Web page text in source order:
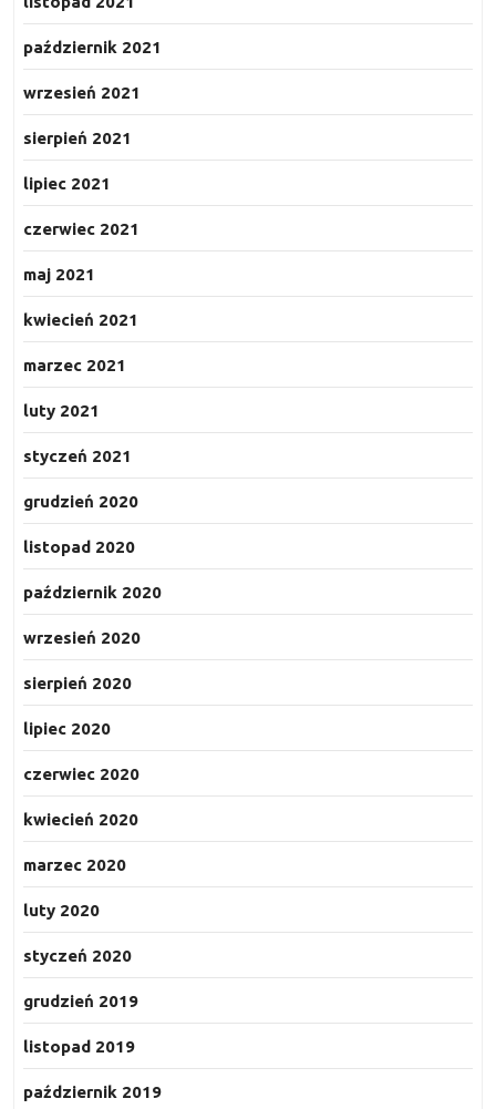
październik 2021
wrzesień 2021
sierpień 2021
lipiec 2021
czerwiec 2021
maj 2021
kwiecień 2021
marzec 2021
luty 2021
styczeń 2021
grudzień 2020
listopad 2020
październik 2020
wrzesień 2020
sierpień 2020
lipiec 2020
czerwiec 2020
kwiecień 2020
marzec 2020
luty 2020
styczeń 2020
grudzień 2019
listopad 2019
październik 2019